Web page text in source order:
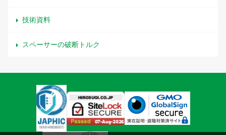
技術資料
スペーサーの破断トルク